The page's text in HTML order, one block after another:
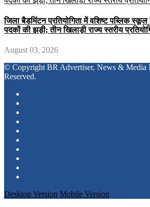
जिला बैडमिंटन प्रतियोगिता में वशिष्ट पब्लिक
पदकों की झड़ी; तीन खिलाड़ी राज्य स्तरीय
August 03, 2026
© Copyright BR Advertiser, News & Media
Reserved.
Desktop Version Mobile Version